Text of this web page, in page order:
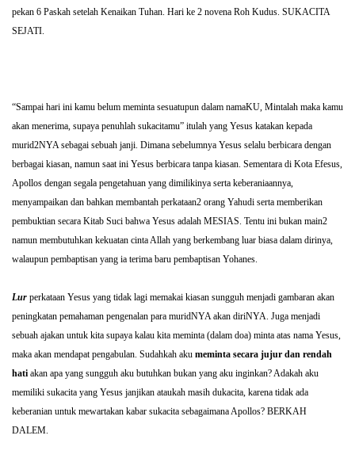
pekan 6 Paskah setelah Kenaikan Tuhan. Hari ke 2 novena Roh Kudus. SUKACITA
SEJATI.
“Sampai hari ini kamu belum meminta sesuatupun dalam namaKU, Mintalah maka kamu
akan menerima, supaya penuhlah sukacitamu” itulah yang Yesus katakan kepada
murid2NYA sebagai sebuah janji. Dimana sebelumnya Yesus selalu berbicara dengan
berbagai kiasan, namun saat ini Yesus berbicara tanpa kiasan. Sementara di Kota Efesus,
Apollos dengan segala pengetahuan yang dimilikinya serta keberaniaannya,
menyampaikan dan bahkan membantah perkataan2 orang Yahudi serta memberikan
pembuktian secara Kitab Suci bahwa Yesus adalah MESIAS. Tentu ini bukan main2
namun membutuhkan kekuatan cinta Allah yang berkembang luar biasa dalam dirinya,
walaupun pembaptisan yang ia terima baru pembaptisan Yohanes.
Lur perkataan Yesus yang tidak lagi memakai kiasan sungguh menjadi gambaran akan
peningkatan pemahaman pengenalan para muridNYA akan diriNYA. Juga menjadi
sebuah ajakan untuk kita supaya kalau kita meminta (dalam doa) minta atas nama Yesus,
maka akan mendapat pengabulan. Sudahkah aku meminta secara jujur dan rendah
hati akan apa yang sungguh aku butuhkan bukan yang aku inginkan? Adakah aku
memiliki sukacita yang Yesus janjikan ataukah masih dukacita, karena tidak ada
keberanian untuk mewartakan kabar sukacita sebagaimana Apollos? BERKAH
DALEM.